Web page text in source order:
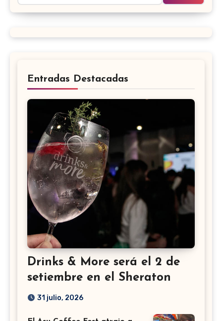
Entradas Destacadas
Drinks & More será el 2 de
setiembre en el Sheraton
31 julio, 2026